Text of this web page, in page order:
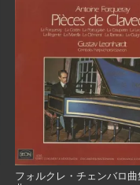
フォルクレ・チェンバロ